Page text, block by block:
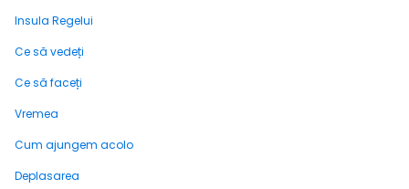
Insula Regelui
Ce să vedeți
Ce să faceți
Vremea
Cum ajungem acolo
Deplasarea